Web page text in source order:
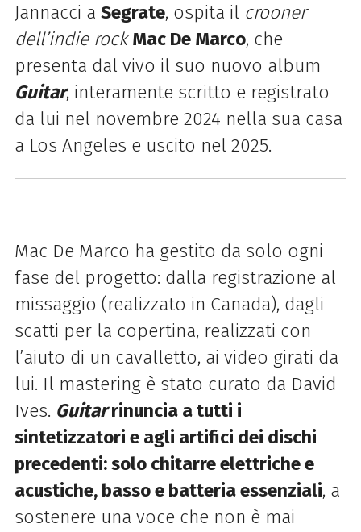
Jannacci a Segrate, ospita il crooner
dell’indie rock Mac De Marco, che
presenta dal vivo il suo nuovo album
Guitar, interamente scritto e registrato
da lui nel novembre 2024 nella sua casa
a Los Angeles e uscito nel 2025.
Mac De Marco ha gestito da solo ogni
fase del progetto: dalla registrazione al
missaggio (realizzato in Canada), dagli
scatti per la copertina, realizzati con
l’aiuto di un cavalletto, ai video girati da
lui. Il mastering è stato curato da David
Ives. Guitarrinuncia a tutti i
sintetizzatori e agli artifici dei dischi
precedenti: solo chitarre elettriche e
acustiche, basso e batteria essenziali, a
sostenere una voce che non è mai